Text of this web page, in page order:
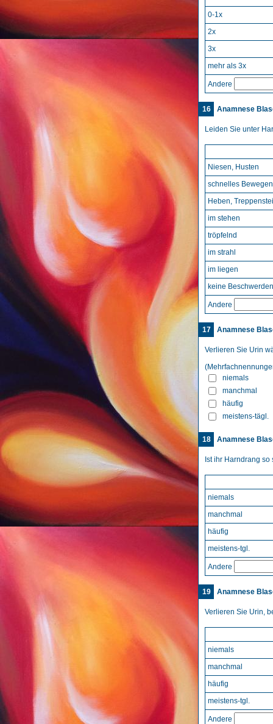
0-1x
2x
3x
mehr als 3x
Andere
16 Anamnese
Leiden Sie unter
Niesen, Husten
schnelles Bewegen
Heben,
im stehen
tröpfelnd
im strahl
im liegen
keine Beschwerden
Andere
17 Anamnese
Verlieren Sie Urin
niemals
manchmal
häufig
meistens-tägl.
18 Anamnese
Ist ihr Harndrang
niemals
manchmal
häufig
meistens-tgl.
Andere
19 Anamnese
Verlieren Sie Urin,
niemals
manchmal
häufig
meistens-tgl.
Andere